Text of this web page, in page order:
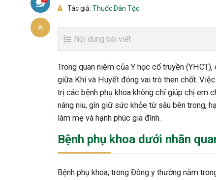
Tác giả: Thuốc Dân Tộc
Nội dung bài viết
Trong quan niệm của Y học cổ truyền
giữa Khí và Huyết đóng vai trò then chốt.
trị các bệnh phụ khoa không chỉ giúp chị em
nâng niu, gìn giữ sức khỏe từ sâu bên trong,
làm mẹ và hạnh phúc gia đình.
Bệnh phụ khoa dưới nhãn
Bệnh phụ khoa, trong Đông y thường nằm